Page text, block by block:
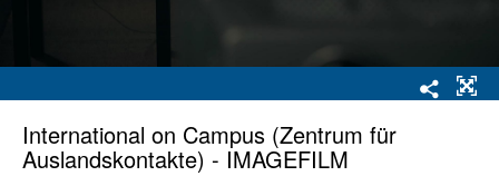
International on Campus (Zentrum für
Auslandskontakte) - IMAGEFILM